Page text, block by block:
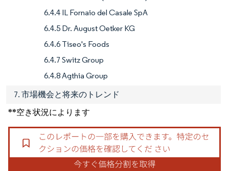
6.4.4 IL Fornaio del Casale SpA
6.4.5 Dr. August Oetker KG
6.4.6 Tiseo's Foods
6.4.7 Switz Group
6.4.8 Agthia Group
7. 市場機会と将来のトレンド
**空き状況によります